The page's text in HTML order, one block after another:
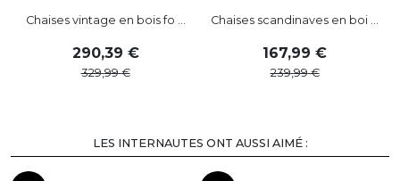
Chaises vintage en bois fo ...
290,39
329,99
Chaises scandinaves en boi ...
167,99
239,99
LES INTERNAUTES ONT AUSSI AIMÉ :